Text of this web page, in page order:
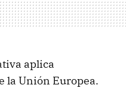
aplica
la Unión Europea.